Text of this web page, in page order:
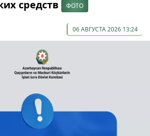
средств
ФОТО
06 АВГУСТА 2026 13:24